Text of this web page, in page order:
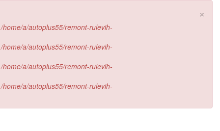
×
/home/a/autoplus55/remont-rulevih-
/home/a/autoplus55/remont-rulevih-
/home/a/autoplus55/remont-rulevih-
/home/a/autoplus55/remont-rulevih-